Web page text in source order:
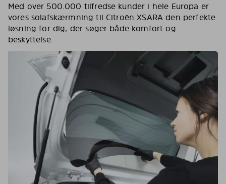
Med over 500.000 tilfredse kunder i hele Europa er
vores solafskærmning til Citroën XSARA den perfekte
løsning for dig, der søger både komfort og
beskyttelse.